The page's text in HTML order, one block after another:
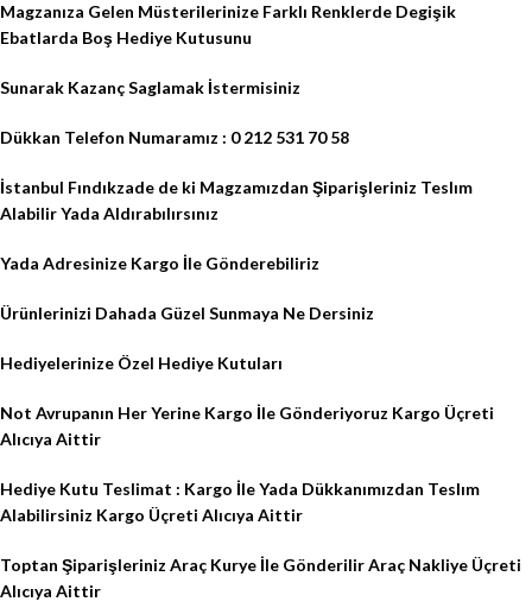
Magzanıza Gelen Müsterilerinize Farklı Renklerde Degişik
Ebatlarda Boş Hediye Kutusunu
Sunarak Kazanç Saglamak İstermisiniz
Dükkan Telefon Numaramız : 0 212 531 70 58
İstanbul Fındıkzade de ki Magzamızdan Şiparişleriniz Teslım
Alabilir Yada Aldırabılırsınız
Yada Adresinize Kargo İle Gönderebiliriz
Ürünlerinizi Dahada Güzel Sunmaya Ne Dersiniz
Hediyelerinize Özel Hediye Kutuları
Not Avrupanın Her Yerine Kargo İle Gönderiyoruz Kargo Üçreti
Alıcıya Aittir
Hediye Kutu Teslimat : Kargo İle Yada Dükkanımızdan Teslım
Alabilirsiniz Kargo Üçreti Alıcıya Aittir
Toptan Şiparişleriniz Araç Kurye İle Gönderilir Araç Nakliye Üçreti
Alıcıya Aittir